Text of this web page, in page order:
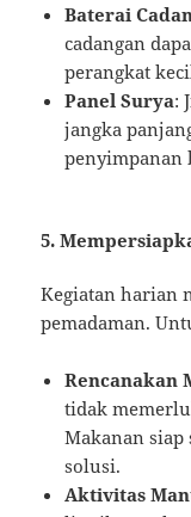
Baterai
cadangan
perangkat
Panel Surya:
jangka
penyimpanan
5.
Kegiatan harian
pemadaman.
Rencanakan
tidak
Makanan siap
solusi.
Aktivitas